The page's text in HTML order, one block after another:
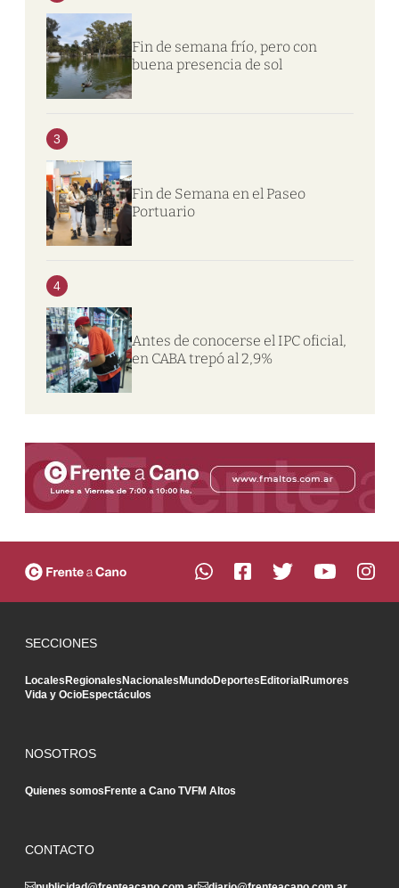
Fin de semana frío, pero con
buena presencia de sol
3
Fin de Semana en el Paseo
Portuario
4
Antes de conocerse el IPC oficial,
en CABA trepó al 2,9%
SECCIONES
LocalesRegionalesNacionalesMundoDeportesEditorialRumores
Vida y OcioEspectáculos
NOSOTROS
Quienes somosFrente a Cano TVFM Altos
CONTACTO